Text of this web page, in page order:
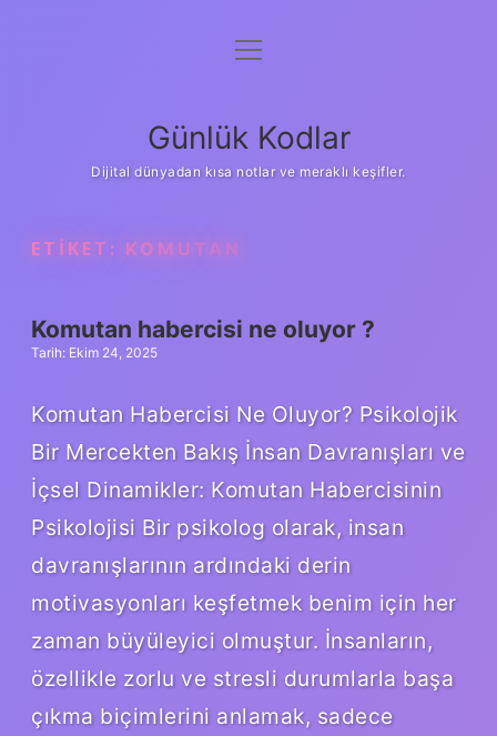
Anasayfa
Yasal Uyarı
menüyü
Günlük Kodlar
Dijital dünyadan kısa notlar ve meraklı keşifler.
ETIKET: KOMUTAN
Komutan habercisi ne oluyor ?
Tarih: Ekim 24, 2025
Komutan Habercisi Ne Oluyor? Psikolojik
Bir Mercekten Bakış İnsan Davranışları ve
İçsel Dinamikler: Komutan Habercisinin
Psikolojisi Bir psikolog olarak, insan
davranışlarının ardındaki derin
motivasyonları keşfetmek benim için her
zaman büyüleyici olmuştur. İnsanların,
özellikle zorlu ve stresli durumlarla başa
çıkma biçimlerini anlamak, sadece